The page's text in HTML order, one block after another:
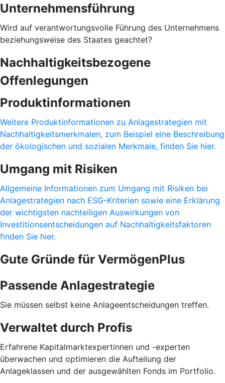
Unternehmensführung
Wird auf verantwortungsvolle Führung des Unternehmens
beziehungsweise des Staates geachtet?
Nachhaltigkeitsbezogene
Offenlegungen
Produktinformationen
Weitere Produktinformationen zu Anlagestrategien mit
Nachhaltigkeitsmerkmalen, zum Beispiel eine Beschreibung
der ökologischen und sozialen Merkmale, finden Sie hier.
Umgang mit Risiken
Allgemeine Informationen zum Umgang mit Risiken bei
Anlagestrategien nach ESG-Kriterien sowie eine Erklärung
der wichtigsten nachteiligen Auswirkungen von
Investitionsentscheidungen auf Nachhaltigkeitsfaktoren
finden Sie hier.
Gute Gründe für VermögenPlus
Passende Anlagestrategie
Sie müssen selbst keine Anlageentscheidungen treffen.
Verwaltet durch Profis
Erfahrene Kapitalmarktexpertinnen und -experten
überwachen und optimieren die Aufteilung der
Anlageklassen und der ausgewählten Fonds im Portfolio.